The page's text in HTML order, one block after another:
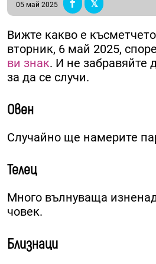
05 май 2025
Вижте какво е
вторник, 6 май 2025,
ви знак. И не забравяйте
за да се случи.
Овен
Случайно ще намерите
Телец
Много вълнуваща
човек.
Близнаци